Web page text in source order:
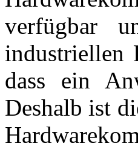
verfügbar
industriellen
dass ein
Deshalb ist